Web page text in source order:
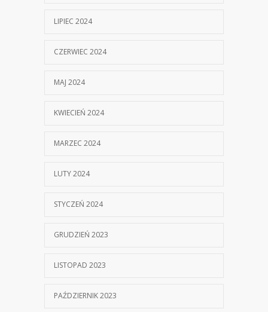
LIPIEC 2024
CZERWIEC 2024
MAJ 2024
KWIECIEŃ 2024
MARZEC 2024
LUTY 2024
STYCZEŃ 2024
GRUDZIEŃ 2023
LISTOPAD 2023
PAŹDZIERNIK 2023